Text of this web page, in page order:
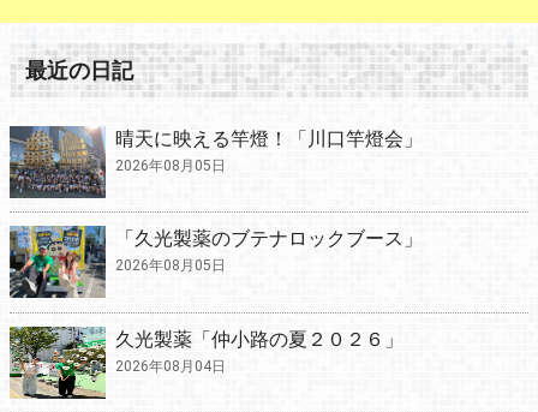
最近の日記
晴天に映える竿燈！「川口竿燈会」
2026年08月05日
「久光製薬のブテナロックブース」
2026年08月05日
久光製薬「仲小路の夏２０２６」
2026年08月04日